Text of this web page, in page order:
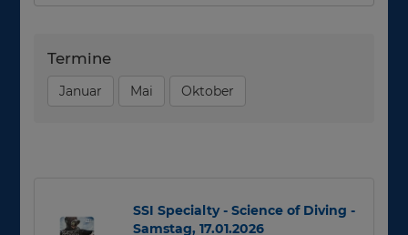
Termine
Januar Mai Oktober
SSI Specialty - Science of Diving -
Samstag, 17.01.2026